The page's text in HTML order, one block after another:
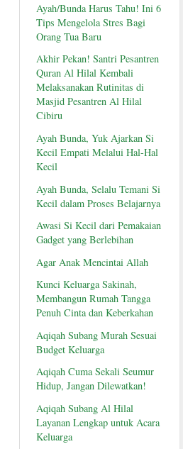
Ayah/Bunda Harus Tahu! Ini 6
Tips Mengelola Stres Bagi
Orang Tua Baru
Akhir Pekan! Santri Pesantren
Quran Al Hilal Kembali
Melaksanakan Rutinitas di
Masjid Pesantren Al Hilal
Cibiru
Ayah Bunda, Yuk Ajarkan Si
Kecil Empati Melalui Hal-Hal
Kecil
Ayah Bunda, Selalu Temani Si
Kecil dalam Proses Belajarnya
Awasi Si Kecil dari Pemakaian
Gadget yang Berlebihan
Agar Anak Mencintai Allah
Kunci Keluarga Sakinah,
Membangun Rumah Tangga
Penuh Cinta dan Keberkahan
Aqiqah Subang Murah Sesuai
Budget Keluarga
Aqiqah Cuma Sekali Seumur
Hidup, Jangan Dilewatkan!
Aqiqah Subang Al Hilal
Layanan Lengkap untuk Acara
Keluarga